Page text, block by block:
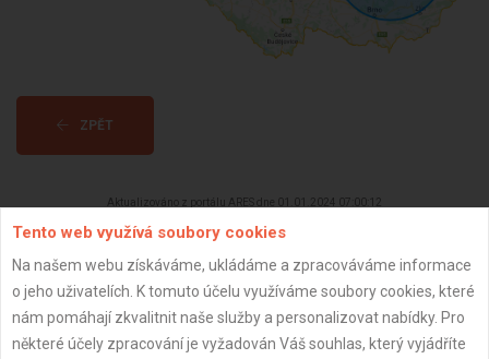
ZPĚT
Aktualizováno z portálu ARES dne 01.01.2024 07:00:12
Důležité informace
Tento web využívá soubory cookies
Na našem webu získáváme, ukládáme a zpracováváme informace
o jeho uživatelích. K tomuto účelu využíváme soubory cookies, které
nám pomáhají zkvalitnit naše služby a personalizovat nabídky. Pro
některé účely zpracování je vyžadován Váš souhlas, který vyjádříte